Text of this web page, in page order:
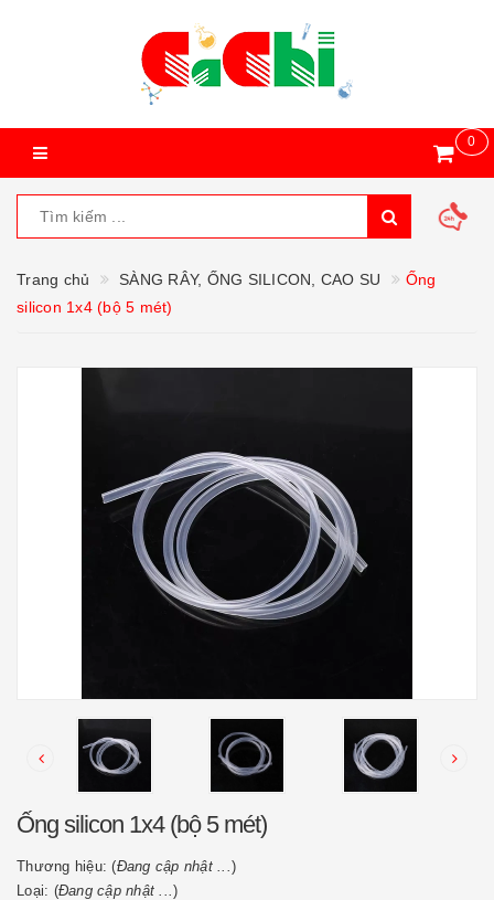
0
Trang chủ SÀNG RÂY, ỐNG SILICON, CAO SU
Ống
silicon 1x4 (bộ 5 mét)
Ống silicon 1x4 (bộ 5 mét)
Thương hiệu: (Đang cập nhật ...)
Loại: (Đang cập nhật ...)